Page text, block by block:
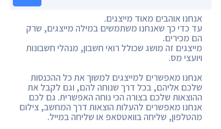
אנחנו אוהבים מאוד מייצגים.
עד כדי כך שאנחנו משתמשים במילה מייצגים, שרק
הם מכירים.
מייצגים זה מושג שכולל רואי חשבון, מנהלי חשבונות
ויועצי מס.
אנחנו מאפשרים למייצגים למשוך את כל ההכנסות
שלכם אליהם, בכל דרך שנוחה להם, וגם לקבל את
ההוצאות שלכם בצורה הכי נוחה האפשרית. גם לכם
אנחנו מאפשרים להעלות הוצאות דרך המחשב, צילום
מהטלפון, שליחה בוואטסאפ או שליחה במייל.